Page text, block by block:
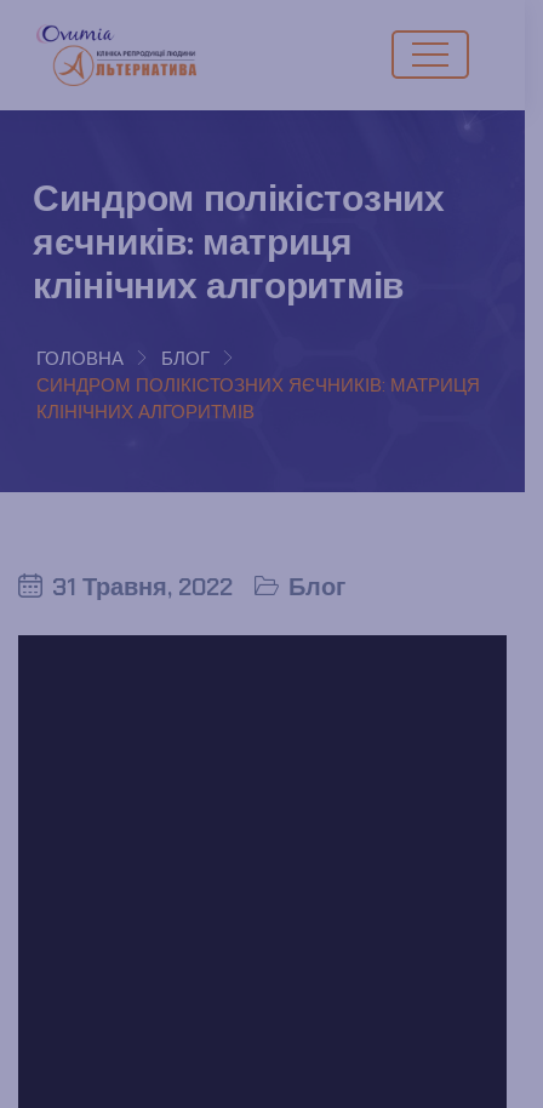
Синдром полікістозних
яєчників: матриця
клінічних алгоритмів
ГОЛОВНА
БЛОГ
СИНДРОМ ПОЛІКІСТОЗНИХ ЯЄЧНИКІВ: МАТРИЦЯ
КЛІНІЧНИХ АЛГОРИТМІВ
31 Травня, 2022 Блог